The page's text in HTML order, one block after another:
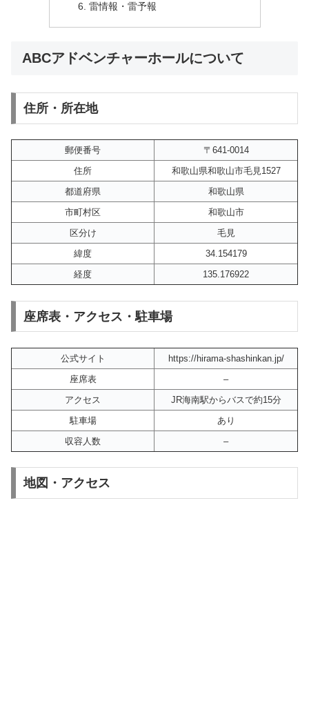
雷情報・雷予報
ABCアドベンチャーホールについて
住所・所在地
郵便番号
〒641-0014
住所
和歌山県和歌山市毛見1527
都道府県
和歌山県
市町村区
和歌山市
区分け
毛見
緯度
34.154179
経度
135.176922
座席表・アクセス・駐車場
公式サイト
https://hirama-shashinkan.jp/
座席表
–
アクセス
JR海南駅からバスで約15分
駐車場
あり
収容人数
–
地図・アクセス